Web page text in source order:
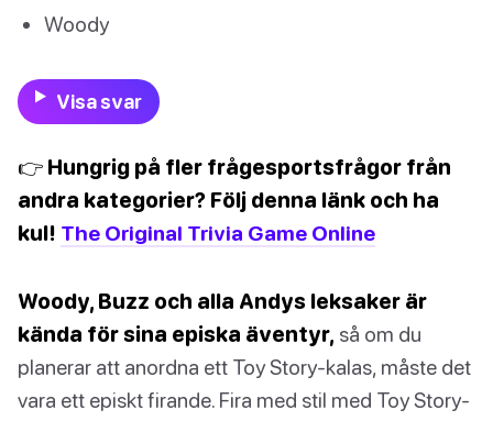
Woody
Visa svar
👉 Hungrig på fler frågesportsfrågor från
andra kategorier? Följ denna länk och ha
kul! The Original Trivia Game Online
Woody, Buzz och alla Andys leksaker är
kända för sina episka äventyr, så om du
planerar att anordna ett Toy Story-kalas, måste det
vara ett episkt firande. Fira med stil med Toy Story-